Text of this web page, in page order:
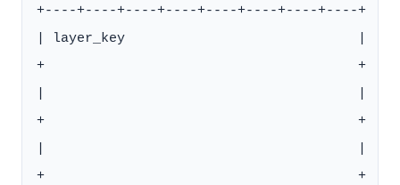
+----+----+----+----+----+----+----+----+
| layer_key                             |
+                                       +
+                                       +
+                                       +